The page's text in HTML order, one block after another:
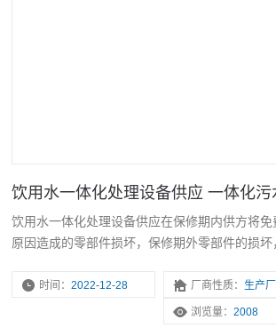
饮用水一体化处理设备供应 一体化
饮用水一体化处理设备供应在保修期内供方将
原因造成的零部件损坏，保修期外零部件的损坏
成本价计。
时间：2022-12-28 厂商性质： 生产
浏览量： 2008